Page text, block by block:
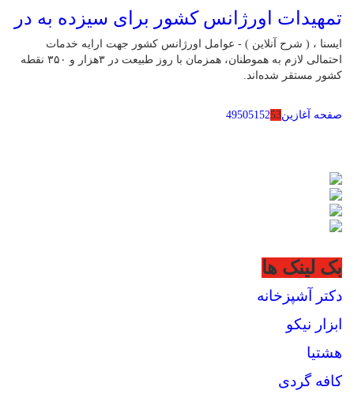
تمهیدات اورژانس کشور برای سیزده به در
ایسنا ، ( شرح آنلاین ) - عوامل اورژانس کشور جهت ارایه خدمات
احتمالی لازم به هموطنان، همزمان با روز طبیعت در ۳هزار و ۳۵۰ نقطه
کشور مستقر شده‌اند.
صفحه آغازین 4950515253
بک لینک ها
دکتر آشپزخانه
ابزار نیکو
هشتیا
کافه گردی